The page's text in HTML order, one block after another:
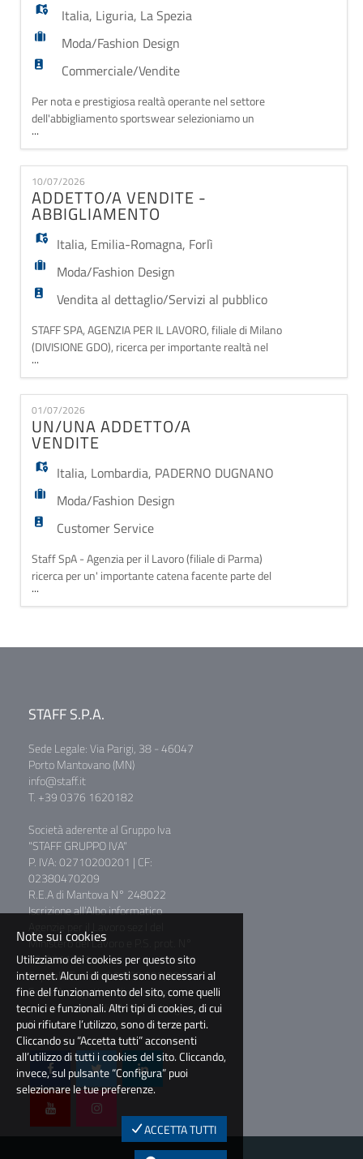
Italia, Liguria, La Spezia
Moda/Fashion Design
Commerciale/Vendite
Per nota e prestigiosa realtà operante nel settore
dell'abbigliamento sportswear selezioniamo un
SALES ASSISTANT per l'outlet di BRUGNATO (LA
SPEZIA). La risorsa inserita si occupa di fornire
consulenza al cliente, gestisce l'allestimento degli
spazi espositivi dello store, l'attività di cassa e di
carico/scarico delle merce. Requisiti: - gradi
...
10/07/2026
ADDETTO/A VENDITE -
ABBIGLIAMENTO
Italia, Emilia-Romagna, Forlì
Moda/Fashion Design
Vendita al dettaglio/Servizi al pubblico
STAFF SPA, AGENZIA PER IL LAVORO, filiale di Milano
(DIVISIONE GDO), ricerca per importante realtà nel
settore abbigliamento: ADDETTO/A VENDITE -
ABBIGLIAMENTO Cosa farai: - Accoglierai i clienti
offrendo un'esperienza di acquisto unica e
personalizzata - Supporterai nella scelta dei prodotti,
valorizzando stile e qualità - Ti occuperai de
...
01/07/2026
UN/UNA ADDETTO/A
VENDITE
Italia, Lombardia, PADERNO DUGNANO
Moda/Fashion Design
Customer Service
Staff SpA - Agenzia per il Lavoro (filiale di Parma)
ricerca per un' importante catena facente parte del
settore accessori UN/UNA ADDETTO/A VENDITE
La risorsa si occuperà di vendita assistita e cassa. E'
nelle attività di vendita assistita. Orario di lavoro:
...
STAFF S.P.A.
Sede Legale: Via Parigi, 38 - 46047
Porto Mantovano (MN)
info@staff.it
T. +39 0376 1620182
Società aderente al Gruppo Iva
"STAFF GRUPPO IVA"
P. IVA: 02710200201 | CF:
02380470209
R.E.A di Mantova N° 248022
Iscrizione all’Albo informatico
Ministero del Lavoro e P.S. prot. N°
39/0011781
Capitale Sociale € 2.000.000,00 I.V.
Società soggetta a direzione e
coordinamento di BM Consulting
S.r.l.
Note sui cookies
Utilizziamo dei cookies per questo sito
internet. Alcuni di questi sono necessari al
fine del funzionamento del sito, come quelli
tecnici e funzionali. Altri tipi di cookies, di cui
puoi rifiutare l’utilizzo, sono di terze parti.
Cliccando su “Accetta tutti” acconsenti
all’utilizzo di tutti i cookies del sito. Cliccando,
invece, sul pulsante “Configura” puoi
selezionare le tue preferenze.
ACCETTA TUTTI